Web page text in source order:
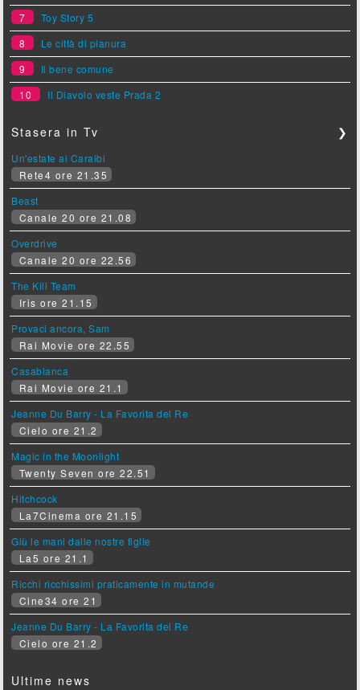
7
Toy Story 5
8
Le città di pianura
9
Il bene comune
10
Il Diavolo veste Prada 2
Stasera in Tv ❯
Un'estate ai Caraibi
Rete4 ore 21.35
Beast
Canale 20 ore 21.08
Overdrive
Canale 20 ore 22.56
The Kill Team
Iris ore 21.15
Provaci ancora, Sam
Rai Movie ore 22.55
Casablanca
Rai Movie ore 21.1
Jeanne Du Barry - La Favorita del Re
Cielo ore 21.2
Magic in the Moonlight
Twenty Seven ore 22.51
Hitchcock
La7Cinema ore 21.15
Giù le mani dalle nostre figlie
La5 ore 21.1
Ricchi ricchissimi praticamente in mutande
Cine34 ore 21
Jeanne Du Barry - La Favorita del Re
Cielo ore 21.2
Ultime news